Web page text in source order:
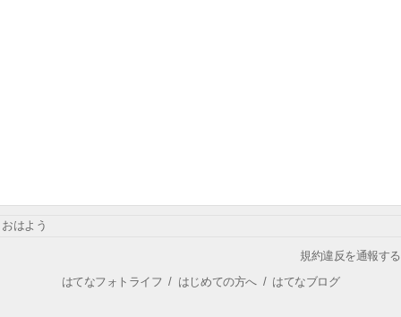
おはよう
規約違反を通報する
はてなフォトライフ / はじめての方へ/ はてなブログ